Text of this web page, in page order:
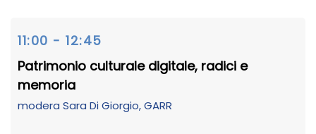
11:00 - 12:45
Patrimonio culturale digitale, radici e
memoria
modera Sara Di Giorgio, GARR